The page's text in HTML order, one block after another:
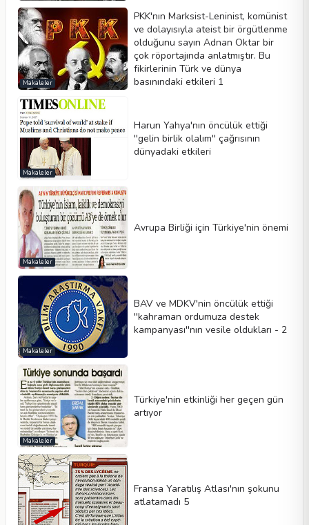
Makaleler
PKK'nın Marksist-Leninist, komünist
ve dolayısıyla ateist bir örgütlenme
olduğunu sayın Adnan Oktar bir
çok röportajında anlatmıştır. Bu
fikirlerinin Türk ve dünya
basınındaki etkileri 1
Makaleler
Harun Yahya'nın öncülük ettiği
''gelin birlik olalım'' çağrısının
dünyadaki etkileri
Makaleler
Avrupa Birliği için Türkiye'nin önemi
Makaleler
BAV ve MDKV'nin öncülük ettiği
''kahraman ordumuza destek
kampanyası''nın vesile oldukları - 2
Makaleler
Türkiye'nin etkinliği her geçen gün
artıyor
Fransa Yaratılış Atlası'nın şokunu
atlatamadı 5